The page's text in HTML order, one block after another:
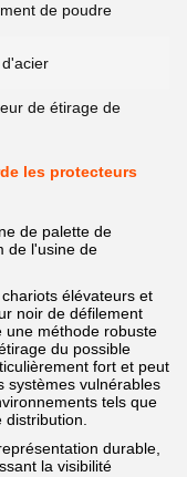
de poudre
de étirage de
les protecteurs
de palette de
de l'usine de
élévateurs et
noir de défilement
une méthode robuste
du possible
fort et peut
systèmes vulnérables
tels que
durable,
la visibilité